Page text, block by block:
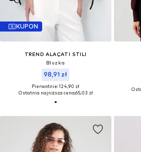
KUPON
TREND ALAÇATI STILI
Bluzka
98,91 zł
Pierwotnie: 124,90 zł
Ostatnia najniższa cena:65,03 zł